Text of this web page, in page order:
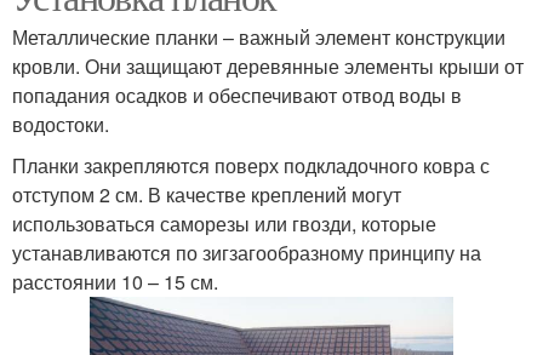
Металлические планки – важный элемент конструкции
кровли. Они защищают деревянные элементы крыши от
попадания осадков и обеспечивают отвод воды в
водостоки.
Планки закрепляются поверх подкладочного ковра с
отступом 2 см. В качестве креплений могут
использоваться саморезы или гвозди, которые
устанавливаются по зигзагообразному принципу на
расстоянии 10 – 15 см.